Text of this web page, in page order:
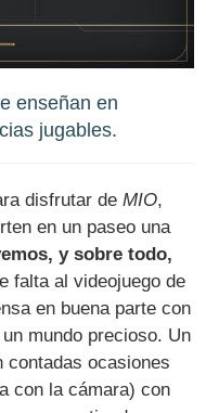
enseñan en
jugables.
disfrutar deMIO,
en un paseo una
y sobre todo,
falta al videojuego de
en buena parte con
mundo precioso. Un
contadas ocasiones
con la cámara) con